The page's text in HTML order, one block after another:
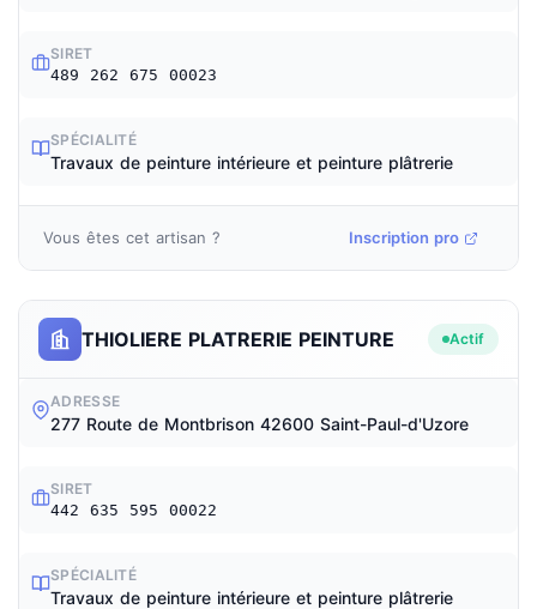
SIRET
489 262 675 00023
SPÉCIALITÉ
Travaux de peinture intérieure et peinture plâtrerie
Vous êtes cet artisan ? Inscription pro
THIOLIERE PLATRERIE PEINTURE Actif
ADRESSE
277 Route de Montbrison 42600 Saint-Paul-d'Uzore
SIRET
442 635 595 00022
SPÉCIALITÉ
Travaux de peinture intérieure et peinture plâtrerie